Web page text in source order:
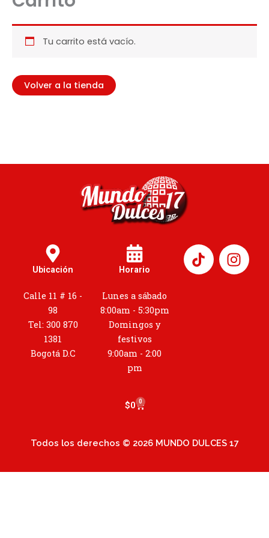
Tu carrito está vacío.
Volver a la tienda
Ubicación
Calle 11 # 16 -
98
Tel: 300 870
1381
Bogotá D.C
Horario
Lunes a sábado
8:00am - 5:30pm
Domingos y
festivos
9:00am - 2:00
pm
I
n
s
$0 0
Cart
Todos los derechos © 2026 MUNDO DULCES 17